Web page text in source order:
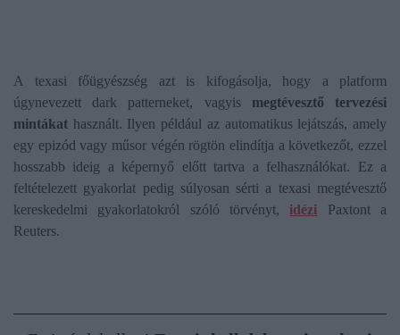
A texasi főügyészség azt is kifogásolja, hogy a platform
úgynevezett dark patterneket, vagyis megtévesztő tervezési
mintákat használt. Ilyen például az automatikus lejátszás, amely
egy epizód vagy műsor végén rögtön elindítja a következőt, ezzel
hosszabb ideig a képernyő előtt tartva a felhasználókat. Ez a
feltételezett gyakorlat pedig súlyosan sérti a texasi megtévesztő
kereskedelmi gyakorlatokról szóló törvényt, idézi Paxtont a
Reuters.